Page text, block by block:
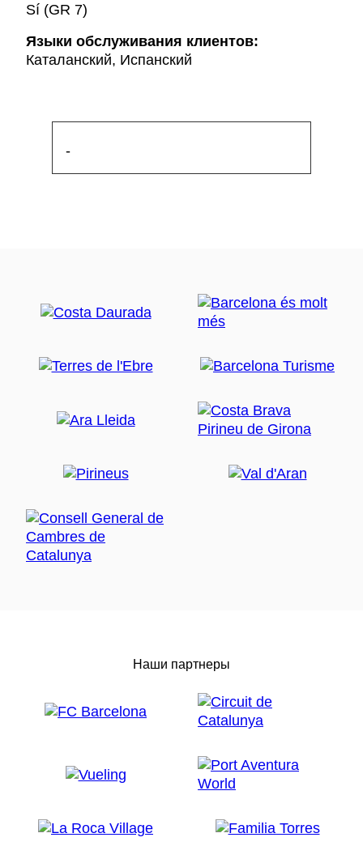
Sí (GR 7)
Языки обслуживания клиентов:
Каталанский, Испанский
-
Наши партнеры